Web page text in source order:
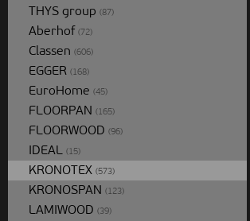
THYS group (87)
Aberhof (72)
Classen (606)
EGGER (168)
EuroHome (45)
FLOORPAN (165)
FLOORWOOD (96)
IDEAL (15)
KRONOTEX (573)
KRONOSPAN (123)
LAMIWOOD (39)